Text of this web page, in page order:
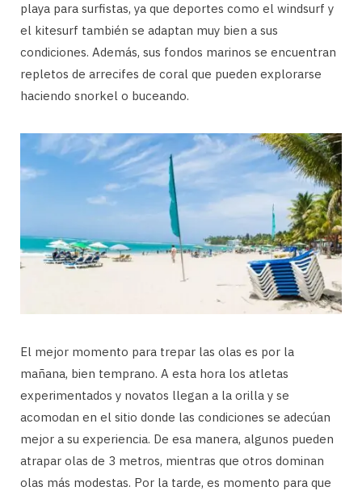
playa para surfistas, ya que deportes como el windsurf y
el kitesurf también se adaptan muy bien a sus
condiciones. Además, sus fondos marinos se encuentran
repletos de arrecifes de coral que pueden explorarse
haciendo snorkel o buceando.
El mejor momento para trepar las olas es por la
mañana, bien temprano. A esta hora los atletas
experimentados y novatos llegan a la orilla y se
acomodan en el sitio donde las condiciones se adecúan
mejor a su experiencia. De esa manera, algunos pueden
atrapar olas de 3 metros, mientras que otros dominan
olas más modestas. Por la tarde, es momento para que